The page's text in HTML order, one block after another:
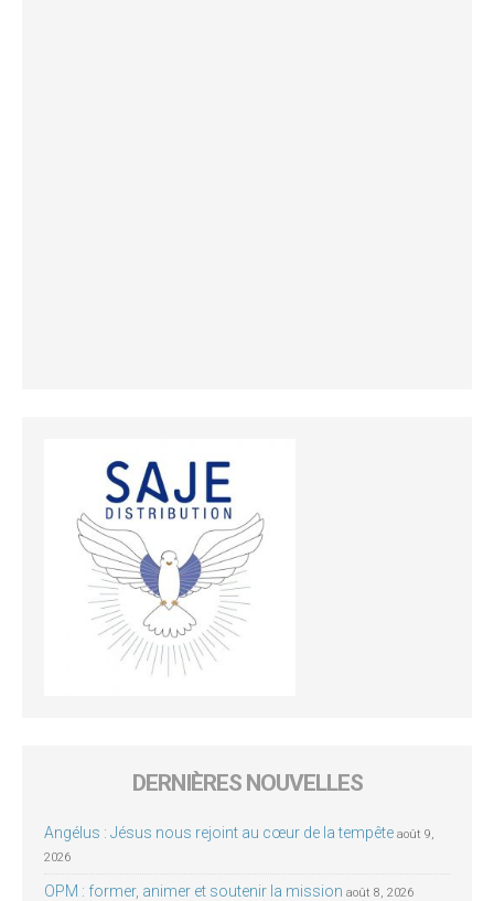
DERNIÈRES NOUVELLES
Angélus : Jésus nous rejoint au cœur de la tempête août 9,
2026
OPM : former, animer et soutenir la mission août 8, 2026